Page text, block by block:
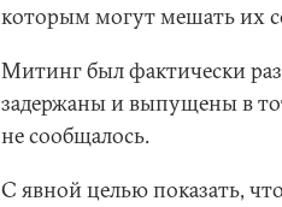
которым могут мешать их
Митинг был фактически
задержаны и выпущены в
не сообщалось.
С явной целью показать,